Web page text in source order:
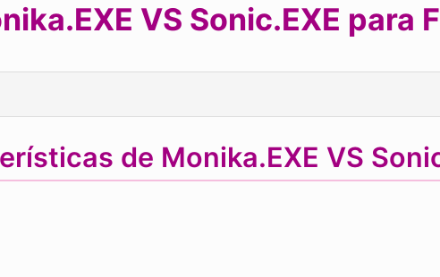
VS Sonic.EXE para
de Monika.EXE VS